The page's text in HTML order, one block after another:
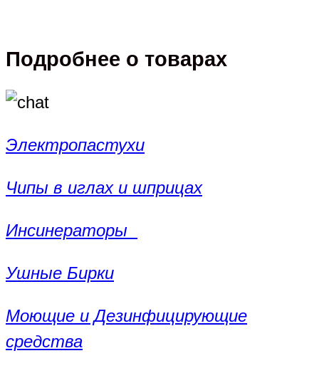
Подробнее о товарах
Электропастухи
Чипы в иглах и шприцах
Инсинераторы
Ушные Бирки
Моющие и Дезинфицирующие
средства